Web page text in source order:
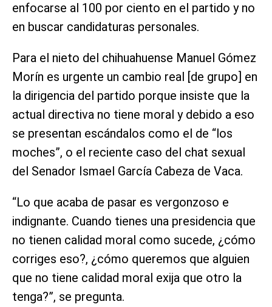
enfocarse al 100 por ciento en el partido y no
en buscar candidaturas personales.
Para el nieto del chihuahuense Manuel Gómez
Morín es urgente un cambio real [de grupo] en
la dirigencia del partido porque insiste que la
actual directiva no tiene moral y debido a eso
se presentan escándalos como el de “los
moches”, o el reciente caso del chat sexual
del Senador Ismael García Cabeza de Vaca.
“Lo que acaba de pasar es vergonzoso e
indignante. Cuando tienes una presidencia que
no tienen calidad moral como sucede, ¿cómo
corriges eso?, ¿cómo queremos que alguien
que no tiene calidad moral exija que otro la
tenga?”, se pregunta.